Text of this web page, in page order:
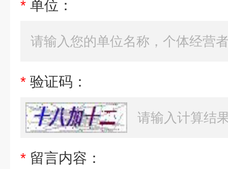
* 单位：
* 验证码：
* 留言内容：